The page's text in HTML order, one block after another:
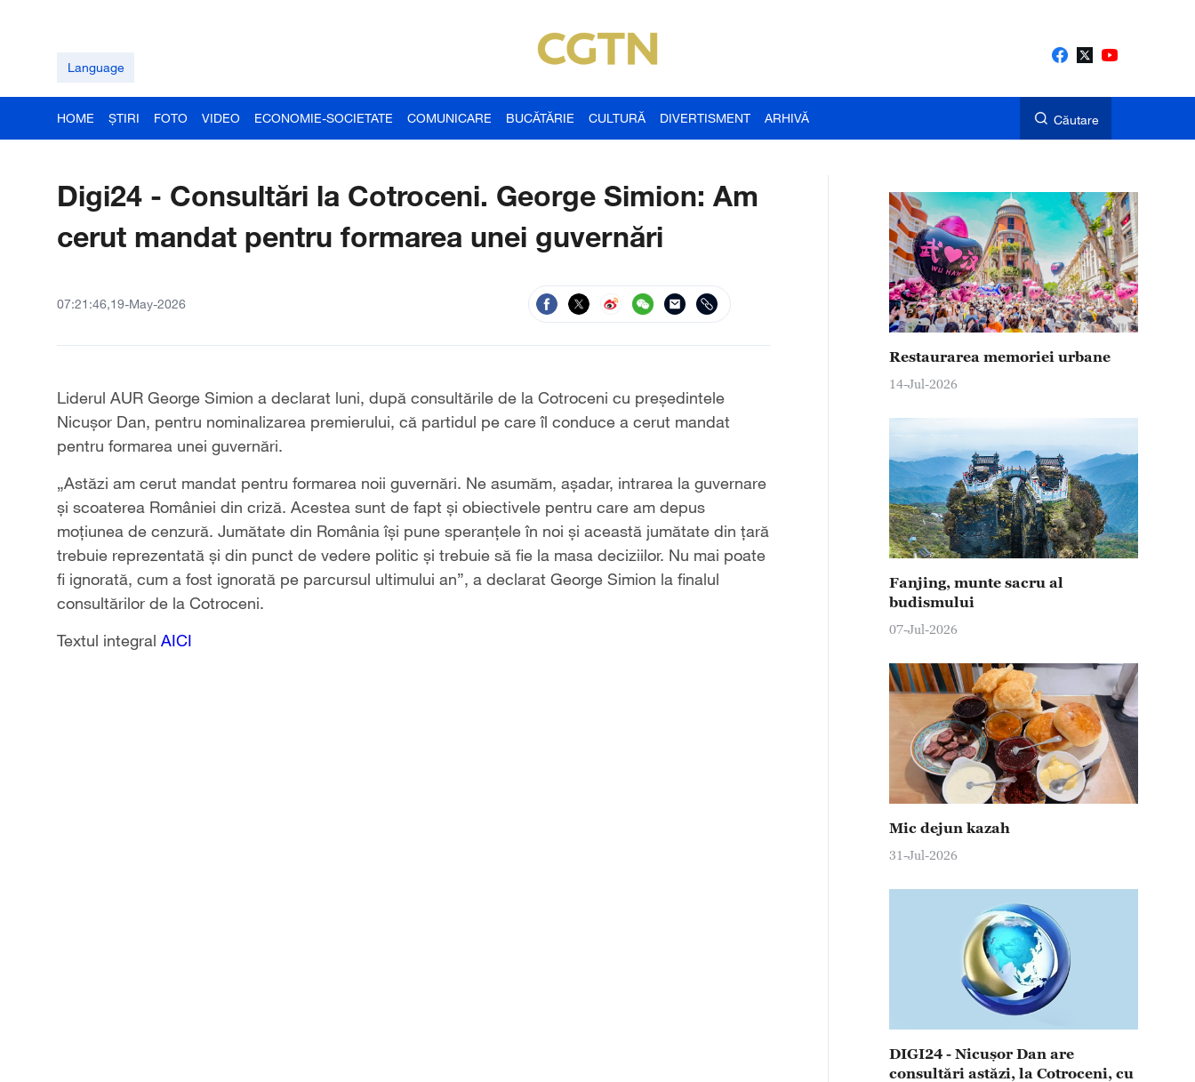
Language
HOME ȘTIRI FOTO VIDEO ECONOMIE-SOCIETATE COMUNICARE BUCĂTĂRIE CULTURĂ DIVERTISMENT ARHIVĂ Căutare
Digi24 - Consultări la Cotroceni. George Simion: Am
cerut mandat pentru formarea unei guvernări
07:21:46,19-May-2026
Liderul AUR George Simion a declarat luni, după consultările de la Cotroceni cu preşedintele
Nicuşor Dan, pentru nominalizarea premierului, că partidul pe care îl conduce a cerut mandat
pentru formarea unei guvernări.
„Astăzi am cerut mandat pentru formarea noii guvernări. Ne asumăm, aşadar, intrarea la guvernare
şi scoaterea României din criză. Acestea sunt de fapt şi obiectivele pentru care am depus
moţiunea de cenzură. Jumătate din România îşi pune speranţele în noi şi această jumătate din ţară
trebuie reprezentată şi din punct de vedere politic şi trebuie să fie la masa deciziilor. Nu mai poate
fi ignorată, cum a fost ignorată pe parcursul ultimului an”, a declarat George Simion la finalul
consultărilor de la Cotroceni.
Textul integral AICI
Restaurarea memoriei urbane
14-Jul-2026
Fanjing, munte sacru al
budismului
07-Jul-2026
Mic dejun kazah
31-Jul-2026
DIGI24 - Nicușor Dan are
consultări astăzi, la Cotroceni, cu